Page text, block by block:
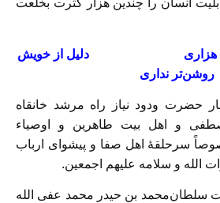
انسان را چندین هزار کثرت بخلعت
هزاری دلیل از خویش
روشن‌تر نداری
حضرت ودود نیاز راه مرشد خانقاه
و اهل بیت طاهرین و اوصیاء
سرحلقهٔ اهل صفا و پیشوای ارباب
الله و سلامه علیهم اجمعین.
سلطان‌محمد بن حیدر محمد عفی الله